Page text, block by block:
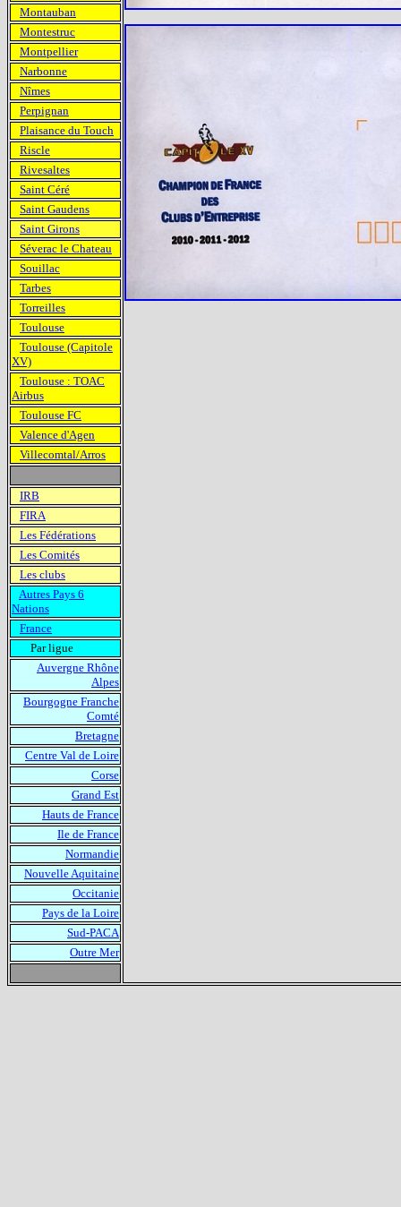
Montauban
Montestruc
Montpellier
Narbonne
Nîmes
Perpignan
Plaisance du Touch
Riscle
Rivesaltes
Saint Céré
Saint Gaudens
Saint Girons
Séverac le Chateau
Souillac
Tarbes
Torreilles
Toulouse
Toulouse (Capitole
XV)
Toulouse : TOAC
Airbus
Toulouse FC
Valence d'Agen
Villecomtal/Arros
IRB
FIRA
Les Fédérations
Les Comités
Les clubs
Autres Pays 6
Nations
France
Par ligue
Auvergne Rhône
Alpes
Bourgogne Franche
Comté
Bretagne
Centre Val de Loire
Corse
Grand Est
Hauts de France
Ile de France
Normandie
Nouvelle Aquitaine
Occitanie
Pays de la Loire
Sud-PACA
Outre Mer